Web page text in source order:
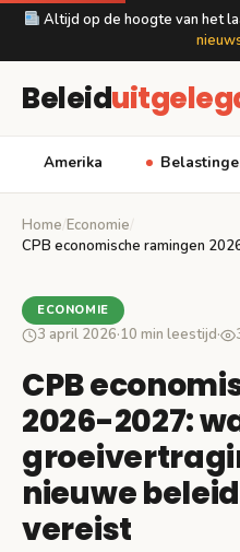
Altijd op de hoogte van het
Beleid
Amerika
Home Economie
ECONOMIE
3 april 2026·10 min leestijd·
CPB
2026-2027:
nieuwe
vereist